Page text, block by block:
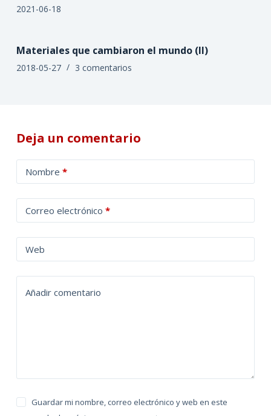
2021-06-18
Materiales que cambiaron el mundo (II)
2018-05-27 3 comentarios
Deja un comentario
Nombre *
Correo electrónico *
Web
Añadir comentario
Guardar mi nombre, correo electrónico y web en este
l
t
a
t